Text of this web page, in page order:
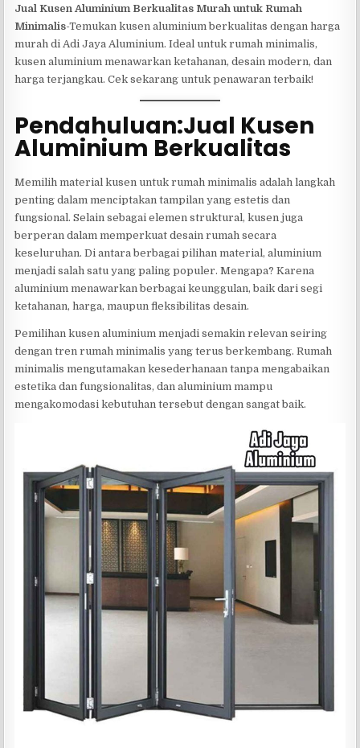
Jual Kusen Aluminium Berkualitas Murah untuk Rumah
Minimalis-Temukan kusen aluminium berkualitas dengan harga
murah di Adi Jaya Aluminium. Ideal untuk rumah minimalis,
kusen aluminium menawarkan ketahanan, desain modern, dan
harga terjangkau. Cek sekarang untuk penawaran terbaik!
Pendahuluan:Jual Kusen
Aluminium Berkualitas
Memilih material kusen untuk rumah minimalis adalah langkah
penting dalam menciptakan tampilan yang estetis dan
fungsional. Selain sebagai elemen struktural, kusen juga
berperan dalam memperkuat desain rumah secara
keseluruhan. Di antara berbagai pilihan material, aluminium
menjadi salah satu yang paling populer. Mengapa? Karena
aluminium menawarkan berbagai keunggulan, baik dari segi
ketahanan, harga, maupun fleksibilitas desain.
Pemilihan kusen aluminium menjadi semakin relevan seiring
dengan tren rumah minimalis yang terus berkembang. Rumah
minimalis mengutamakan kesederhanaan tanpa mengabaikan
estetika dan fungsionalitas, dan aluminium mampu
mengakomodasi kebutuhan tersebut dengan sangat baik.